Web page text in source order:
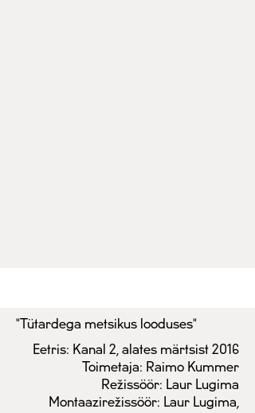
"Tütardega metsikus looduses"
Eetris: Kanal 2, alates märtsist 2016
Toimetaja: Raimo Kummer
Režissöör: Laur Lugima
Montaazirežissöör: Laur Lugima,